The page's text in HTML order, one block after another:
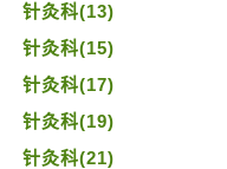
针灸科(13)
针灸科(15)
针灸科(17)
针灸科(19)
针灸科(21)